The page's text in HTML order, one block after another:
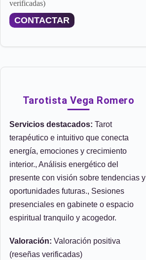
verificadas)
CONTACTAR
Tarotista Vega Romero
Servicios destacados: Tarot
terapéutico e intuitivo que conecta
energía, emociones y crecimiento
interior., Análisis energético del
presente con visión sobre tendencias y
oportunidades futuras., Sesiones
presenciales en gabinete o espacio
espiritual tranquilo y acogedor.
Valoración: Valoración positiva
(reseñas verificadas)